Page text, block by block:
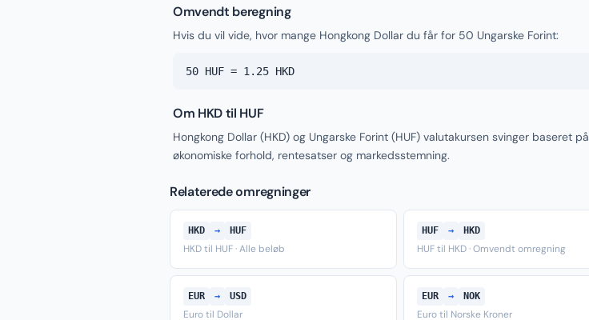
Omvendt beregning
Hvis du vil vide, hvor mange Hongkong Dollar du får for 50 Ungarske Forint:
50 HUF = 1.25 HKD
Om HKD til HUF
Hongkong Dollar (HKD) og Ungarske Forint (HUF) valutakursen svinger baseret på
økonomiske forhold, rentesatser og markedsstemning.
Relaterede omregninger
HKD → HUF
HKD til HUF · Alle beløb
HUF → HKD
HUF til HKD · Omvendt omregning
EUR → USD
Euro til Dollar
EUR → NOK
Euro til Norske Kroner